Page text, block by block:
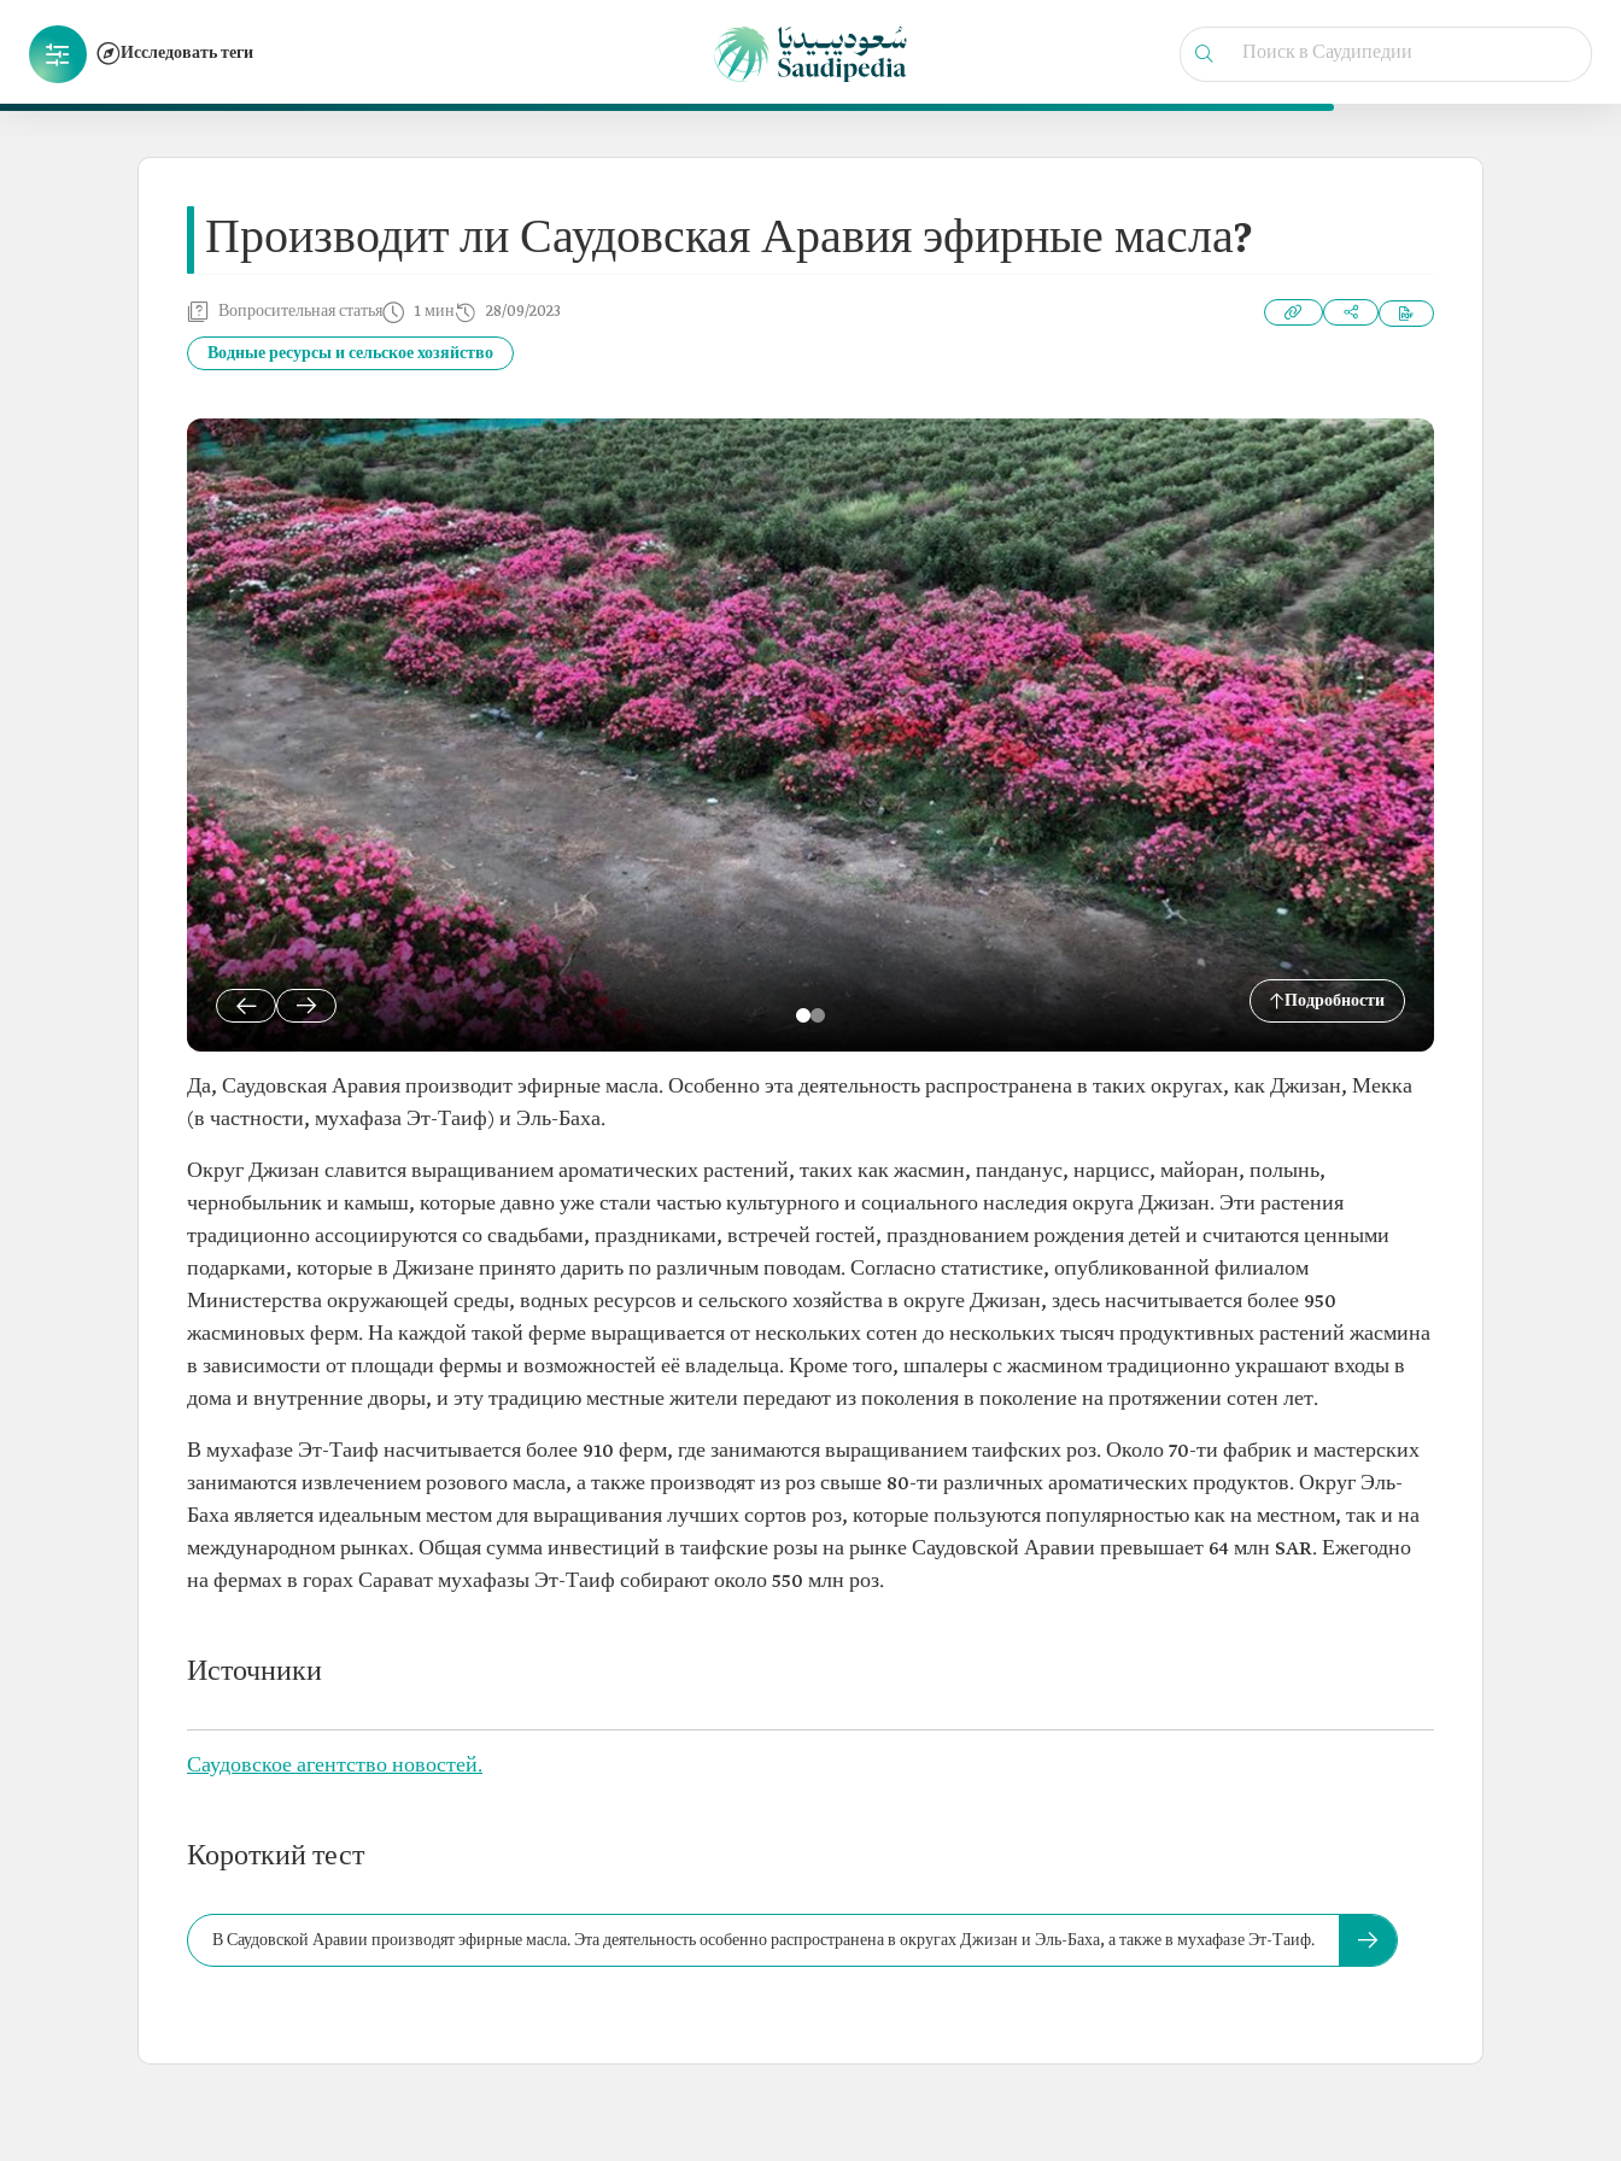
Исследовать теги
Производит ли Саудовская Аравия эфирные масла?
Вопросительная статья 1 мин 28/09/2023
Водные ресурсы и сельское хозяйство
Подробности
Да, Саудовская Аравия производит эфирные масла. Особенно эта деятельность распространена в таких округах, как Джизан, Мекка
(в частности, мухафаза Эт-Таиф) и Эль-Баха.
Округ Джизан славится выращиванием ароматических растений, таких как жасмин, панданус, нарцисс, майоран, полынь,
чернобыльник и камыш, которые давно уже стали частью культурного и социального наследия округа Джизан. Эти растения
традиционно ассоциируются со свадьбами, праздниками, встречей гостей, празднованием рождения детей и считаются ценными
подарками, которые в Джизане принято дарить по различным поводам. Согласно статистике, опубликованной филиалом
Министерства окружающей среды, водных ресурсов и сельского хозяйства в округе Джизан, здесь насчитывается более 950
жасминовых ферм. На каждой такой ферме выращивается от нескольких сотен до нескольких тысяч продуктивных растений жасмина
в зависимости от площади фермы и возможностей её владельца. Кроме того, шпалеры с жасмином традиционно украшают входы в
дома и внутренние дворы, и эту традицию местные жители передают из поколения в поколение на протяжении сотен лет.
В мухафазе Эт-Таиф насчитывается более 910 ферм, где занимаются выращиванием таифских роз. Около 70-ти фабрик и мастерских
занимаются извлечением розового масла, а также производят из роз свыше 80-ти различных ароматических продуктов. Округ Эль-
Баха является идеальным местом для выращивания лучших сортов роз, которые пользуются популярностью как на местном, так и на
международном рынках. Общая сумма инвестиций в таифские розы на рынке Саудовской Аравии превышает 64 млн SAR. Ежегодно
на фермах в горах Сарават мухафазы Эт-Таиф собирают около 550 млн роз.
Источники
Саудовское агентство новостей.
Короткий тест
В Саудовской Аравии производят эфирные масла. Эта деятельность особенно распространена в округах Джизан и Эль-Баха, а также в мухафазе Эт-Таиф.